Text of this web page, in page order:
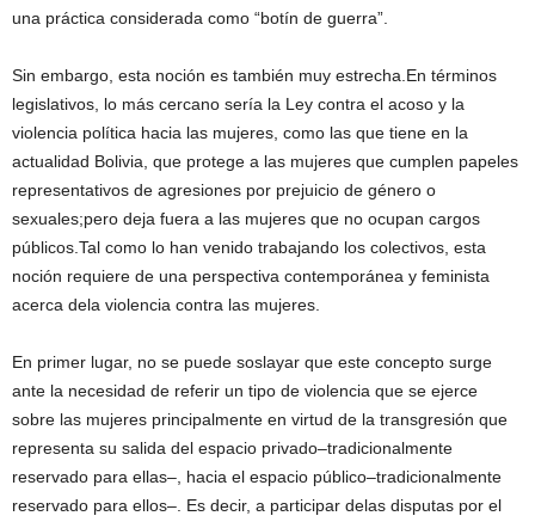
una práctica considerada como “botín de guerra”.
Sin embargo, esta noción es también muy estrecha.En términos
legislativos, lo más cercano sería la Ley contra el acoso y la
violencia política hacia las mujeres, como las que tiene en la
actualidad Bolivia, que protege a las mujeres que cumplen papeles
representativos de agresiones por prejuicio de género o
sexuales;pero deja fuera a las mujeres que no ocupan cargos
públicos.Tal como lo han venido trabajando los colectivos, esta
noción requiere de una perspectiva contemporánea y feminista
acerca dela violencia contra las mujeres.
En primer lugar, no se puede soslayar que este concepto surge
ante la necesidad de referir un tipo de violencia que se ejerce
sobre las mujeres principalmente en virtud de la transgresión que
representa su salida del espacio privado–tradicionalmente
reservado para ellas–, hacia el espacio público–tradicionalmente
reservado para ellos–. Es decir, a participar delas disputas por el